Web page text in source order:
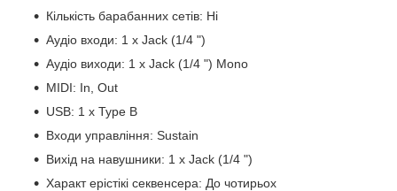
Кількість барабанних сетів: Ні
Аудіо входи: 1 x Jack (1/4 ")
Аудіо виходи: 1 x Jack (1/4 ") Mono
MIDI: In, Out
USB: 1 х Type B
Входи управління: Sustain
Вихід на навушники: 1 х Jack (1/4 ")
Характ ерістікі секвенсера: До чотирьох